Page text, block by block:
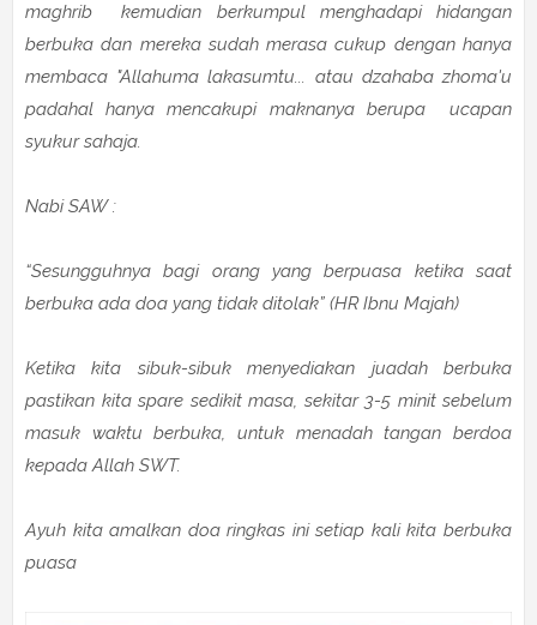
maghrib kemudian berkumpul menghadapi hidangan
berbuka dan mereka sudah merasa cukup dengan hanya
membaca "Allahuma lakasumtu... atau dzahaba zhoma'u
padahal hanya mencakupi maknanya berupa ucapan
syukur sahaja.
Nabi SAW :
“Sesungguhnya bagi orang yang berpuasa ketika saat
berbuka ada doa yang tidak ditolak” (HR Ibnu Majah)
Ketika kita sibuk-sibuk menyediakan juadah berbuka
pastikan kita spare sedikit masa, sekitar 3-5 minit sebelum
masuk waktu berbuka, untuk menadah tangan berdoa
kepada Allah SWT.
Ayuh kita amalkan doa ringkas ini setiap kali kita berbuka
puasa